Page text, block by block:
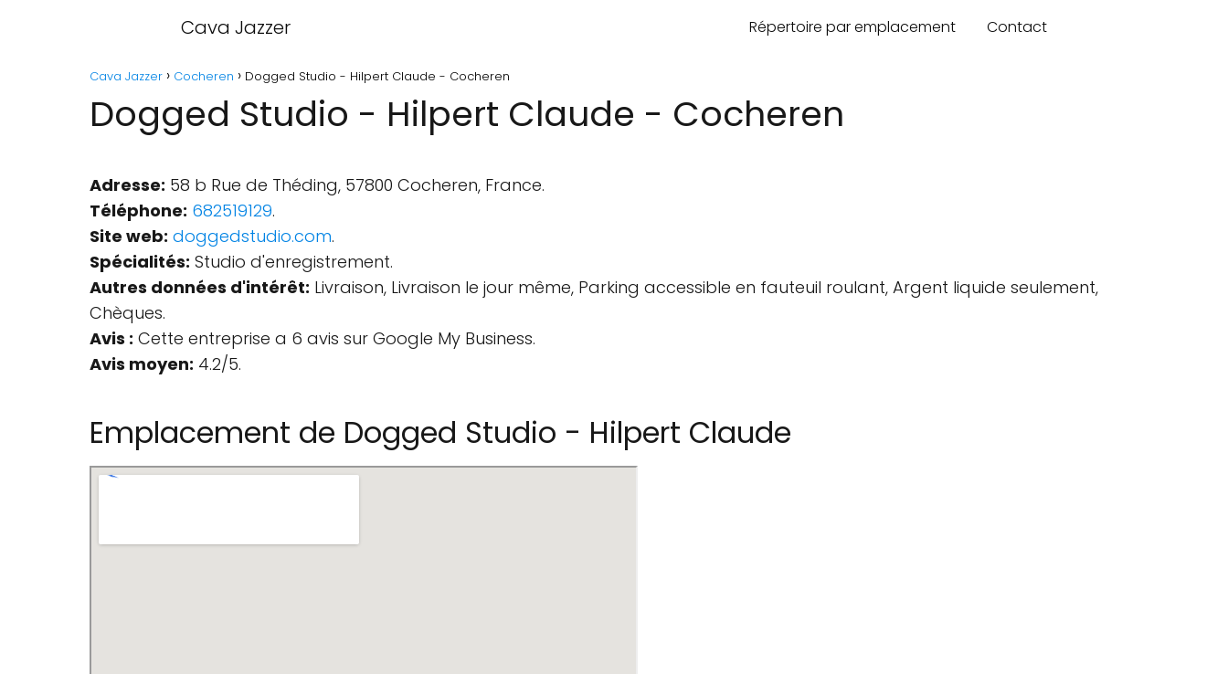
Cava Jazzer Répertoire par emplacement Contact
Cava Jazzer Cocheren Dogged Studio - Hilpert Claude - Cocheren
Dogged Studio - Hilpert Claude - Cocheren
Adresse: 58 b Rue de Théding, 57800 Cocheren, France.
Téléphone: 682519129.
Site web: doggedstudio.com.
Spécialités: Studio d'enregistrement.
Autres données d'intérêt: Livraison, Livraison le jour même, Parking accessible en fauteuil roulant, Argent liquide seulement,
Chèques.
Avis : Cette entreprise a 6 avis sur Google My Business.
Avis moyen: 4.2/5.
Emplacement de Dogged Studio - Hilpert Claude